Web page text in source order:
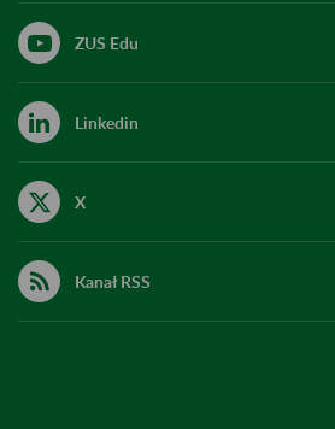
ZUS Edu
Linkedin
X
Kanał RSS